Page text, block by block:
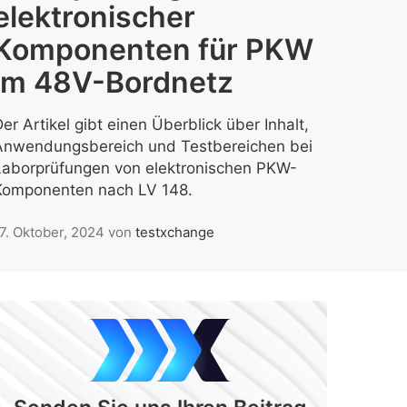
für PKW
48V-Bordnetz
Artikel gibt einen Überblick über Inhalt,
und Testbereichen bei
von elektronischen PKW-
nach LV 148.
Oktober, 2024 von testxchange